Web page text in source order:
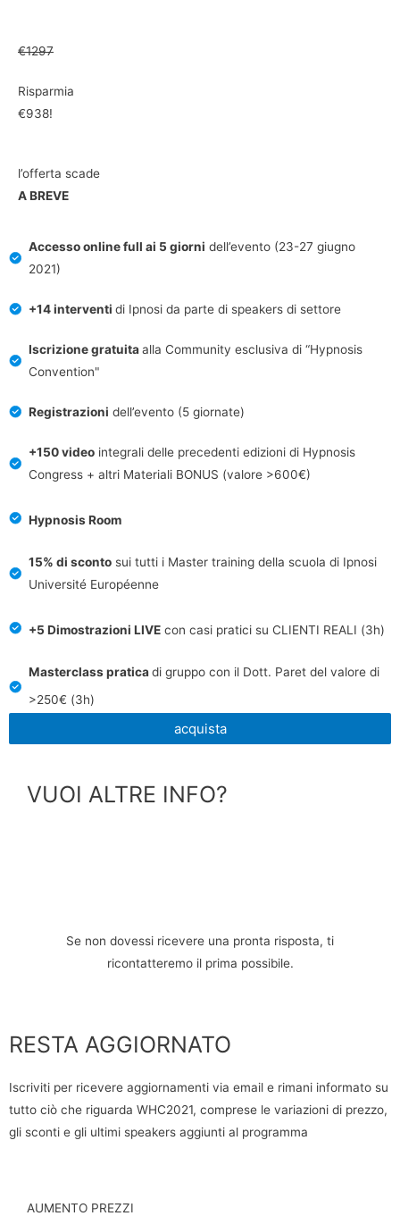
€1297
Risparmia
€938!
l’offerta scade
A BREVE
Accesso online full ai 5giorni dell’evento (23-27 giugno
2021)
+14 interventidi Ipnosi da parte di speakers di settore
Iscrizione gratuitaalla Community esclusiva di “Hypnosis
Convention"
Registrazioni dell’evento (5 giornate)
+150 video integrali delle precedenti edizioni di Hypnosis
Congress + altri Materiali BONUS (valore >600€)
Hypnosis Room
15% di sconto sui tutti i Master training della scuola di Ipnosi
Université Européenne
+5 Dimostrazioni LIVE con casi pratici su CLIENTI REALI (3h)
Masterclass praticadi gruppo con il Dott. Paret del valore di
>250€ (3h)
acquista
VUOI ALTRE INFO?
Se non dovessi ricevere una pronta risposta, ti
ricontatteremo il prima possibile.
RESTA AGGIORNATO
Iscriviti per ricevere aggiornamenti via email e rimani informato su
tutto ciò che riguarda WHC2021, comprese le variazioni di prezzo,
gli sconti e gli ultimi speakers aggiunti al programma
AUMENTO PREZZI